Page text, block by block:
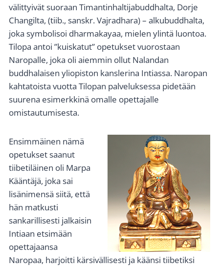
välittyivät suoraan Timantinhaltijabuddhalta, Dorje
Changilta, (tiib., sanskr. Vajradhara) – alkubuddhalta,
joka symbolisoi dharmakayaa, mielen ylintä luontoa.
Tilopa antoi ”kuiskatut” opetukset vuorostaan
Naropalle, joka oli aiemmin ollut Nalandan
buddhalaisen yliopiston kanslerina Intiassa. Naropan
kahtatoista vuotta Tilopan palveluksessa pidetään
suurena esimerkkinä omalle opettajalle
omistautumisesta.
Ensimmäinen nämä
opetukset saanut
tiibetiläinen oli Marpa
Kääntäjä, joka sai
lisänimensä siitä, että
hän matkusti
sankarillisesti jalkaisin
Intiaan etsimään
opettajaansa
Naropaa, harjoitti kärsivällisesti ja käänsi tiibetiksi